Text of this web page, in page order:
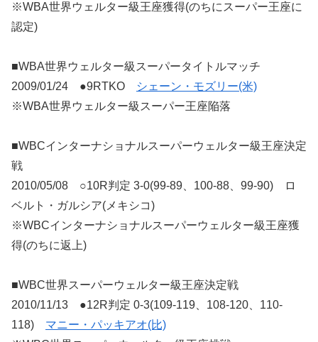
※WBA世界ウェルター級王座獲得(のちにスーパー王座に
認定)
■WBA世界ウェルター級スーパータイトルマッチ
2009/01/24 ●9RTKO
シェーン・モズリー(米)
※WBA世界ウェルター級スーパー王座陥落
■WBCインターナショナルスーパーウェルター級王座決定
戦
2010/05/08 ○10R判定 3-0(99-89、100-88、99-90) ロ
ベルト・ガルシア(メキシコ)
※WBCインターナショナルスーパーウェルター級王座獲
得(のちに返上)
■WBC世界スーパーウェルター級王座決定戦
2010/11/13 ●12R判定 0-3(109-119、108-120、110-
118) マニー・パッキアオ(比)